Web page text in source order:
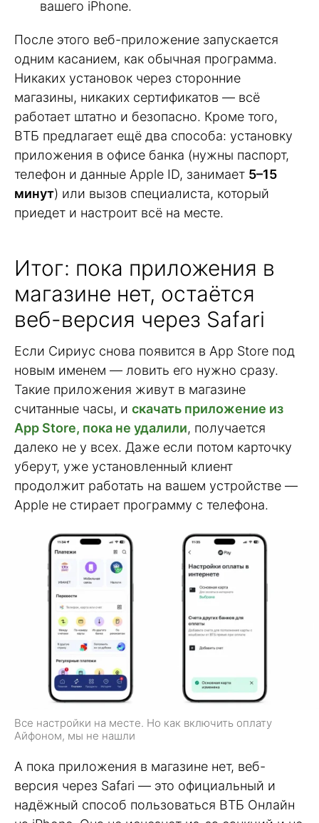
вашего iPhone.
После этого веб-приложение запускается
одним касанием, как обычная программа.
Никаких установок через сторонние
магазины, никаких сертификатов — всё
работает штатно и безопасно. Кроме того,
ВТБ предлагает ещё два способа: установку
приложения в офисе банка (нужны паспорт,
телефон и данные Apple ID, занимает 5–15
минут) или вызов специалиста, который
приедет и настроит всё на месте.
Итог: пока приложения в
магазине нет, остаётся
веб-версия через Safari
Если Сириус снова появится в App Store под
новым именем — ловить его нужно сразу.
Такие приложения живут в магазине
считанные часы, и скачать приложение из
App Store, пока не удалили, получается
далеко не у всех. Даже если потом карточку
уберут, уже установленный клиент
продолжит работать на вашем устройстве —
Apple не стирает программу с телефона.
Все настройки на месте. Но как включить оплату
Айфоном, мы не нашли
А пока приложения в магазине нет, веб-
версия через Safari — это официальный и
надёжный способ пользоваться ВТБ Онлайн